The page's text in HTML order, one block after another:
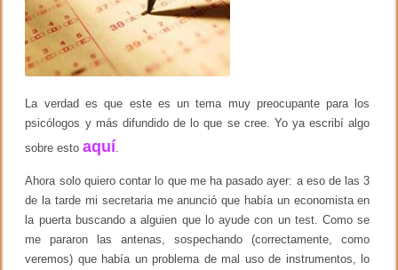
s
e
n
e
l
a
A
c
i
La verdad es que este es un tema muy preocupante para los
psicólogos y más difundido de lo que se cree. Yo ya escribí algo
sobre estoaquí
Ahora solo quiero contar lo que me ha pasado ayer: a eso de las 3
de la tarde mi secretaria me anunció que había un economista en
la puerta buscando a alguien que lo ayude con un test. Como se
me pararon las antenas, sospechando (correctamente, como
veremos) que había un problema de mal uso de instrumentos, lo